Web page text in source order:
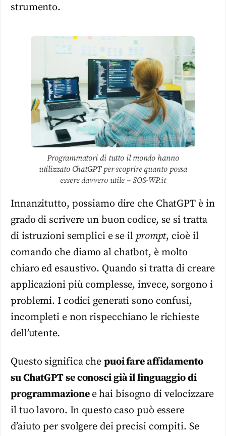
strumento.
Programmatori di tutto il mondo hanno
utilizzato ChatGPT per scoprire quanto possa
essere davvero utile – SOS-WP.it
Innanzitutto, possiamo dire che ChatGPT è in
grado di scrivere un buon codice, se si tratta
di istruzioni semplici e se il prompt, cioè il
comando che diamo al chatbot, è molto
chiaro ed esaustivo. Quando si tratta di creare
applicazioni più complesse, invece, sorgono i
problemi. I codici generati sono confusi,
incompleti e non rispecchiano le richieste
dell’utente.
Questo significa che puoi fare affidamento
su ChatGPT se conosci già il linguaggio di
programmazione e hai bisogno di velocizzare
il tuo lavoro. In questo caso può essere
d’aiuto per svolgere dei precisi compiti. Se